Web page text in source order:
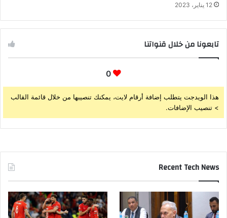
12 يناير، 2023
تابعونا من خلال قنواتنا
0
هذا الويدجت يتطلب إضافة أرقام لايت، يمكنك تنصيبها من خلال قائمة القالب
> تنصيب الإضافات.
Recent Tech News